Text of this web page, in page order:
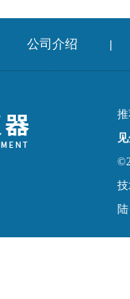
公司介绍 |
陆